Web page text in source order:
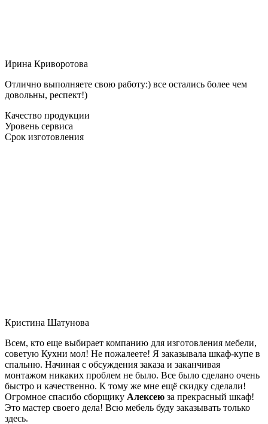
Ирина Криворотова
Отлично выполняете свою работу:) все остались более чем
довольны, респект!)
Качество продукции
Уровень сервиса
Срок изготовления
Кристина Шатунова
Всем, кто еще выбирает компанию для изготовления мебели,
советую Кухни мол! Не пожалеете! Я заказывала шкаф-купе в
спальню. Начиная с обсуждения заказа и заканчивая
монтажом никаких проблем не было. Все было сделано очень
быстро и качественно. К тому же мне ещё скидку сделали!
Огромное спасибо сборщику Алексею за прекрасный шкаф!
Это мастер своего дела! Всю мебель буду заказывать только
здесь.